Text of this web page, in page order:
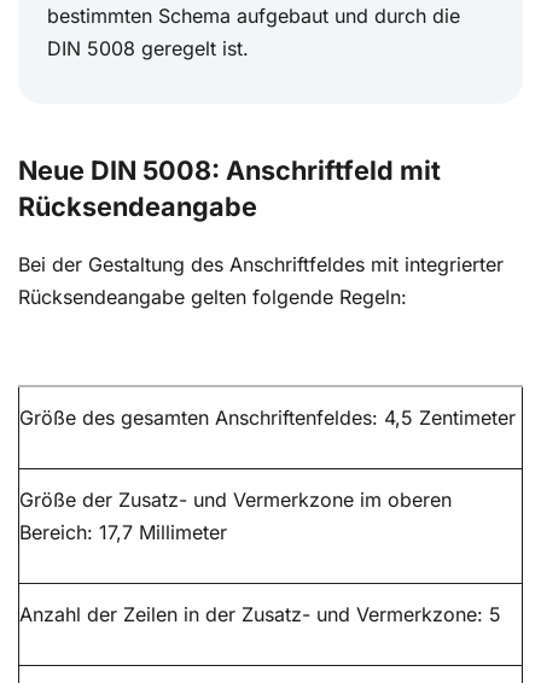
bestimmten Schema aufgebaut und durch die
DIN 5008 geregelt ist.
Neue DIN 5008: Anschriftfeld mit
Rücksendeangabe
Bei der Gestaltung des Anschriftfeldes mit integrierter
Rücksendeangabe gelten folgende Regeln:
Größe des gesamten Anschriftenfeldes: 4,5 Zentimeter
Größe der Zusatz- und Vermerkzone im oberen
Bereich: 17,7 Millimeter
Anzahl der Zeilen in der Zusatz- und Vermerkzone: 5